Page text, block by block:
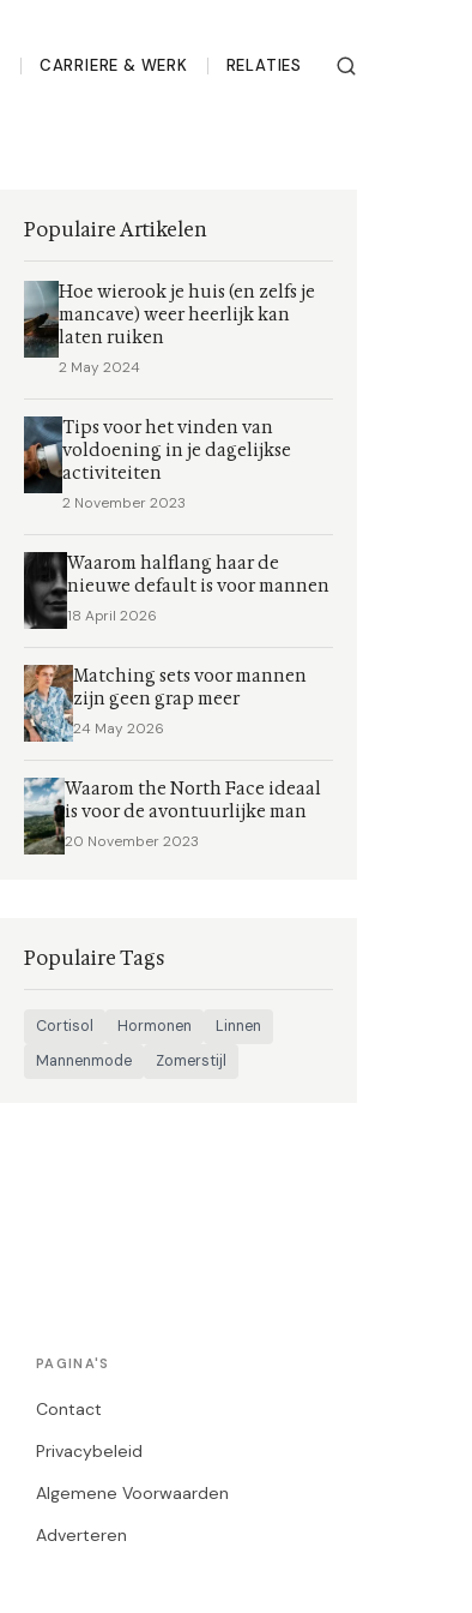
CARRIERE & WERK RELATIES
Populaire Artikelen
Hoe wierook je huis (en zelfs je
mancave) weer heerlijk kan
laten ruiken
2 May 2024
Tips voor het vinden van
voldoening in je dagelijkse
activiteiten
2 November 2023
Waarom halflang haar de
nieuwe default is voor mannen
18 April 2026
Matching sets voor mannen
zijn geen grap meer
24 May 2026
Waarom the North Face ideaal
is voor de avontuurlijke man
20 November 2023
Populaire Tags
Cortisol Hormonen
Linnen
Mannenmode
Zomerstijl
PAGINA'S
Contact
Privacybeleid
Algemene Voorwaarden
Adverteren